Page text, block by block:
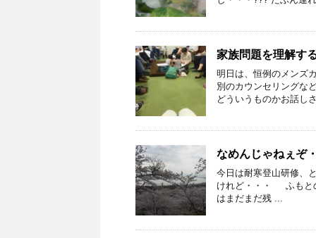
家族問題を理解す
明日は、恒例のメンズ
別のカウンセリングな
どういうものかお話し
なめんじゃねぇぞ
今日は耐寒登山研修、
けれど・・・ ふもと
はまだまだ残 ...